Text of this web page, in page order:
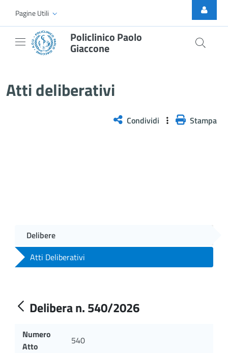
Skip to Main Content
Pagine Utili
Policlinico Paolo
Giaccone
Atti deliberativi
Condividi Stampa
Delibere
Atti Deliberativi
Delibera n. 540/2026
Numero
Atto
540